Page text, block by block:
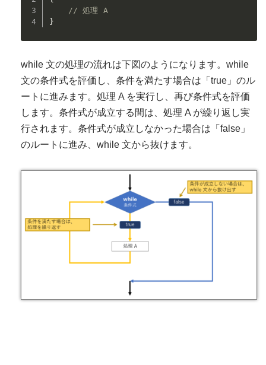
// 処理 A
}
while 文の処理の流れは下図のようになります。while
文の条件式を評価し、条件を満たす場合は「true」のル
ートに進みます。処理 A を実行し、再び条件式を評価
します。条件式が成立する間は、処理 A が繰り返し実
行されます。条件式が成立しなかった場合は「false」
のルートに進み、while 文から抜けます。